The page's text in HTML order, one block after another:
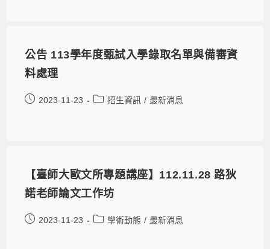
公告 113學年度甄試入學錄取名單與備審資
料處理
2023-11-23 招生資訊 / 最新消息
【臺師大歐文所專題講座】112.11.28 路狄
諾老師論文工作坊
2023-11-23 學術動態 / 最新消息